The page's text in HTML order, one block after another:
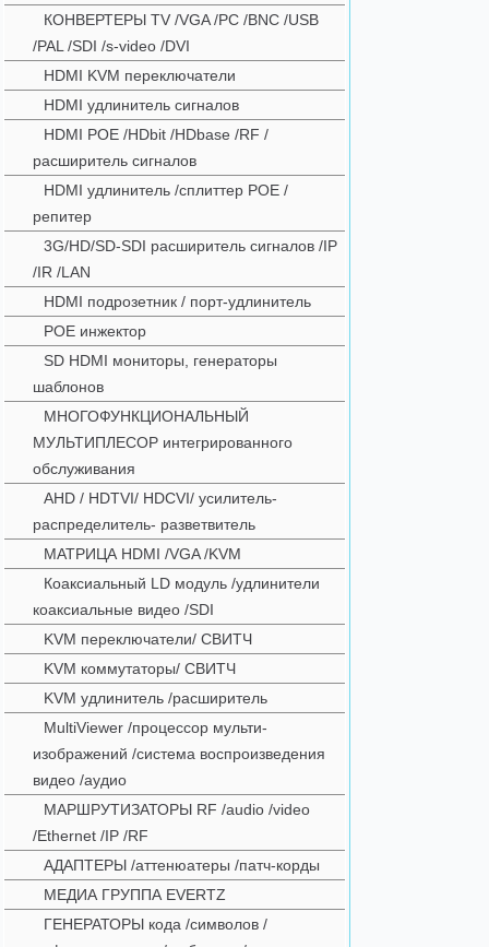
КОНВЕРТЕРЫ TV /VGA /PC /BNC /USB
/PAL /SDI /s-video /DVI
HDMI KVM переключатели
HDMI удлинитель сигналов
HDMI POE /HDbit /HDbase /RF /
расширитель сигналов
HDMI удлинитель /сплиттер POE /
репитер
3G/HD/SD-SDI расширитель сигналов /IP
/IR /LAN
HDMI подрозетник / порт-удлинитель
POE инжектор
SD HDMI мониторы, генераторы
шаблонов
МНОГОФУНКЦИОНАЛЬНЫЙ
МУЛЬТИПЛЕСОР интегрированного
обслуживания
AHD / HDTVI/ HDCVI/ усилитель-
распределитель- разветвитель
МАТРИЦА HDMI /VGA /KVM
Коаксиальный LD модуль /удлинители
коаксиальные видео /SDI
KVM переключатели/ СВИТЧ
KVM коммутаторы/ СВИТЧ
KVM удлинитель /расширитель
MultiViewer /процессор мульти-
изображений /система воспроизведения
видео /аудио
МАРШРУТИЗАТОРЫ RF /audio /video
/Ethernet /IP /RF
АДАПТЕРЫ /аттенюатеры /патч-корды
МЕДИА ГРУППА EVERTZ
ГЕНЕРАТОРЫ кода /символов /